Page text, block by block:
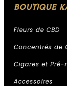
BOUTIQUE
Fleurs de CBD
Concentrés de
Cigares et Pré-
Accessoires